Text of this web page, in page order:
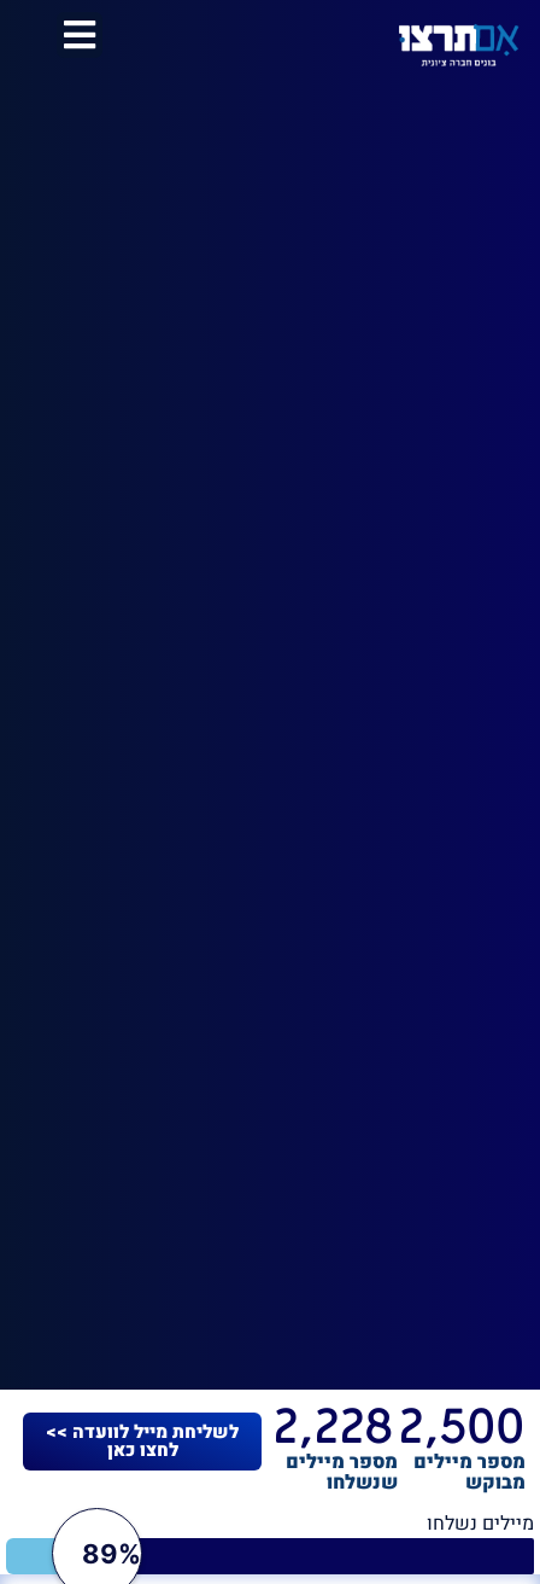
מספר מיילים
מבוקש
2,500
מספר מיילים
שנשלחו
2,228 לשליחת מייל לוועדה >>
לחצו כאן
מיילים נשלחו
89%